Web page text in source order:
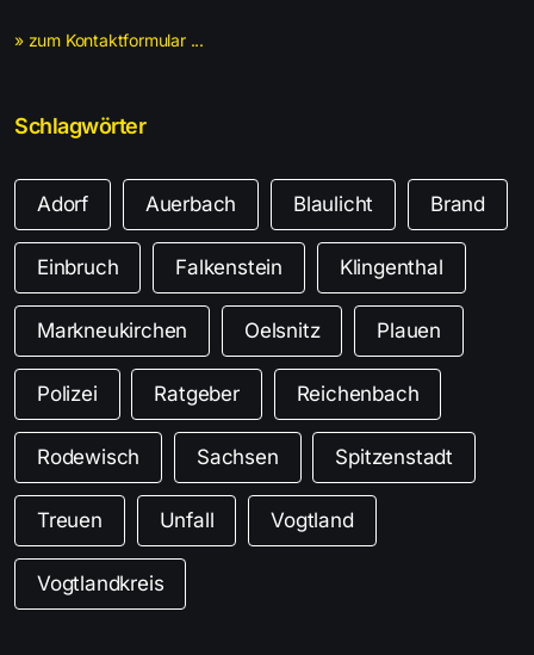
» zum Kontaktformular ...
Schlagwörter
Adorf Auerbach Blaulicht Brand
Einbruch Falkenstein Klingenthal
Markneukirchen Oelsnitz Plauen
Polizei Ratgeber Reichenbach
Rodewisch Sachsen Spitzenstadt
Treuen Unfall Vogtland
Vogtlandkreis